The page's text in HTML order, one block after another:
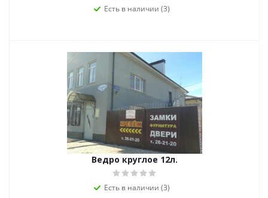
Есть в наличии (3)
Ведро круглое 12л.
Есть в наличии (3)